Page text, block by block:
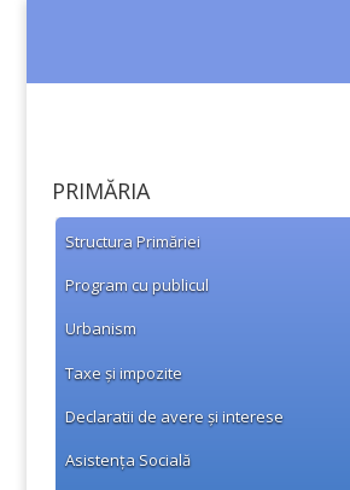
PRIMĂRIA
Structura Primăriei
Program cu publicul
Urbanism
Taxe și impozite
Declaratii de avere și interese
Asistența Socială